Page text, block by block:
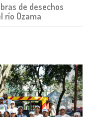
de desechos
río Ozama
Next